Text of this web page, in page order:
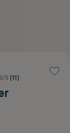
5 (11)